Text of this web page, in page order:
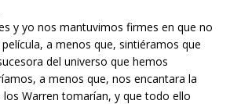
y yo nos mantuvimos firmes en que no
a menos que, sintiéramos que
del universo que hemos
a menos que, nos encantara la
Warren tomarían, y que todo ello